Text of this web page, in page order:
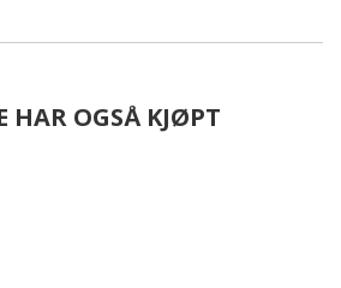
HAR OGSÅ KJØPT